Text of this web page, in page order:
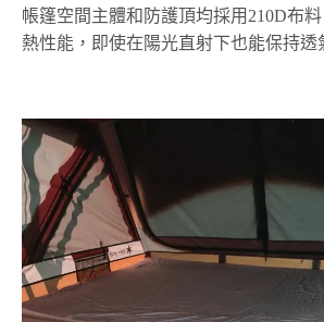
帳篷空間主體和防護頂均採用210D布
熱性能，即使在陽光直射下也能保持透